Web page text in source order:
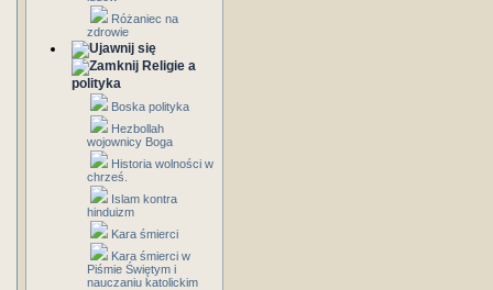
Różaniec na
zdrowie
Religie a
polityka
Boska polityka
Hezbollah
wojownicy Boga
Historia wolności w
chrześ.
Islam kontra
hinduizm
Kara śmierci
Kara śmierci w
Piśmie Świętym i
nauczaniu katolickim